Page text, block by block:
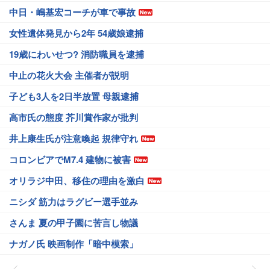
中日・嶋基宏コーチが車で事故
女性遺体発見から2年 54歳娘逮捕
19歳にわいせつ? 消防職員を逮捕
中止の花火大会 主催者が説明
子ども3人を2日半放置 母親逮捕
高市氏の態度 芥川賞作家が批判
井上康生氏が注意喚起 規律守れ
コロンビアでM7.4 建物に被害
オリラジ中田、移住の理由を激白
ニシダ 筋力はラグビー選手並み
さんま 夏の甲子園に苦言し物議
ナガノ氏 映画制作「暗中模索」